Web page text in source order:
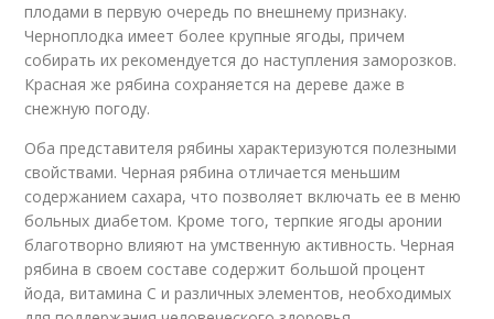
плодами в первую очередь по внешнему признаку.
Черноплодка имеет более крупные ягоды, причем
собирать их рекомендуется до наступления заморозков.
Красная же рябина сохраняется на дереве даже в
снежную погоду.
Оба представителя рябины характеризуются полезными
свойствами. Черная рябина отличается меньшим
содержанием сахара, что позволяет включать ее в меню
больных диабетом. Кроме того, терпкие ягоды аронии
благотворно влияют на умственную активность. Черная
рябина в своем составе содержит большой процент
йода, витамина С и различных элементов, необходимых